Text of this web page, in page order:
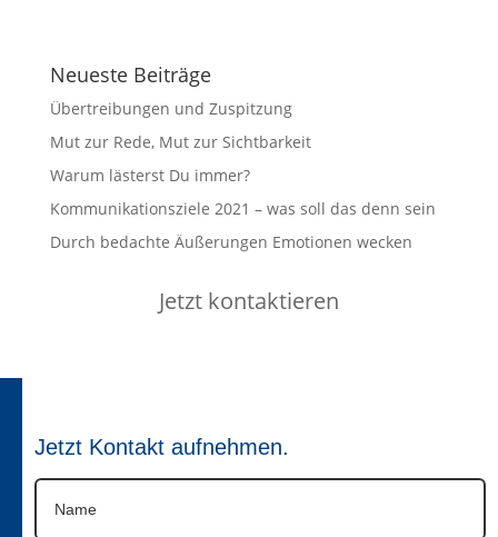
Neueste Beiträge
Übertreibungen und Zuspitzung
Mut zur Rede, Mut zur Sichtbarkeit
Warum lästerst Du immer?
Kommunikationsziele 2021 – was soll das denn sein
Durch bedachte Äußerungen Emotionen wecken
Jetzt kontaktieren
Jetzt Kontakt aufnehmen.